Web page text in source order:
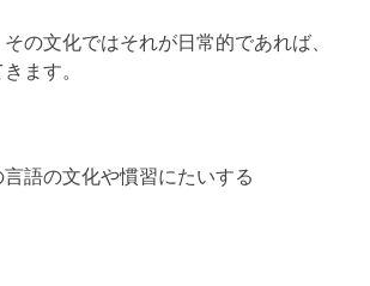
の文化ではそれが日常的であれば、
ます。
語の文化や慣習にたいする